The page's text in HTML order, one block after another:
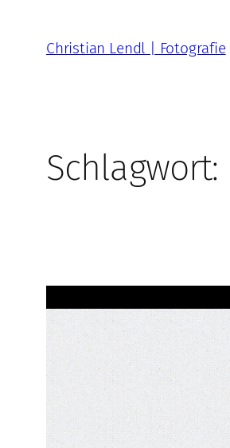
springen
Christian Lendl | Fotografie
Schlagwort: